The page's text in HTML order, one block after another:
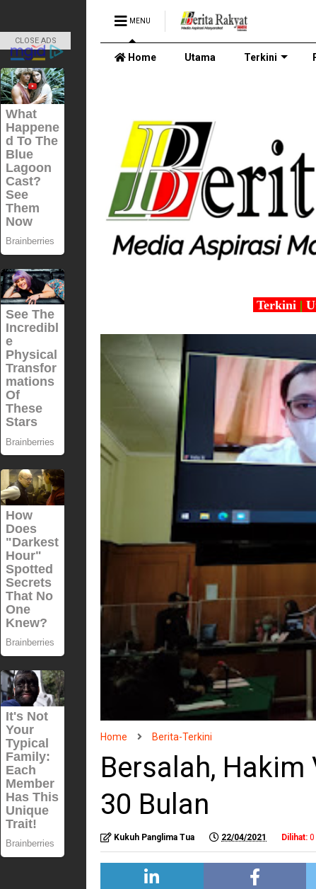
MENU
Home Utama Terkini
Terkini |
Home Berita-Terkini
Bersalah,
30 Bulan
Kukuh Panglima Tua 22/04/2021 Dilihat: 0
CLOSE ADS